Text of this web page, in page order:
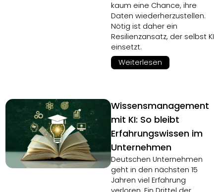
kaum eine Chance, ihre
Daten wiederherzustellen.
Nötig ist daher ein
Resilienzansatz, der selbst KI
einsetzt.
Weiterlesen
Wissensmanagement
mit KI: So bleibt
Erfahrungswissen im
Unternehmen
Deutschen Unternehmen
geht in den nächsten 15
Jahren viel Erfahrung